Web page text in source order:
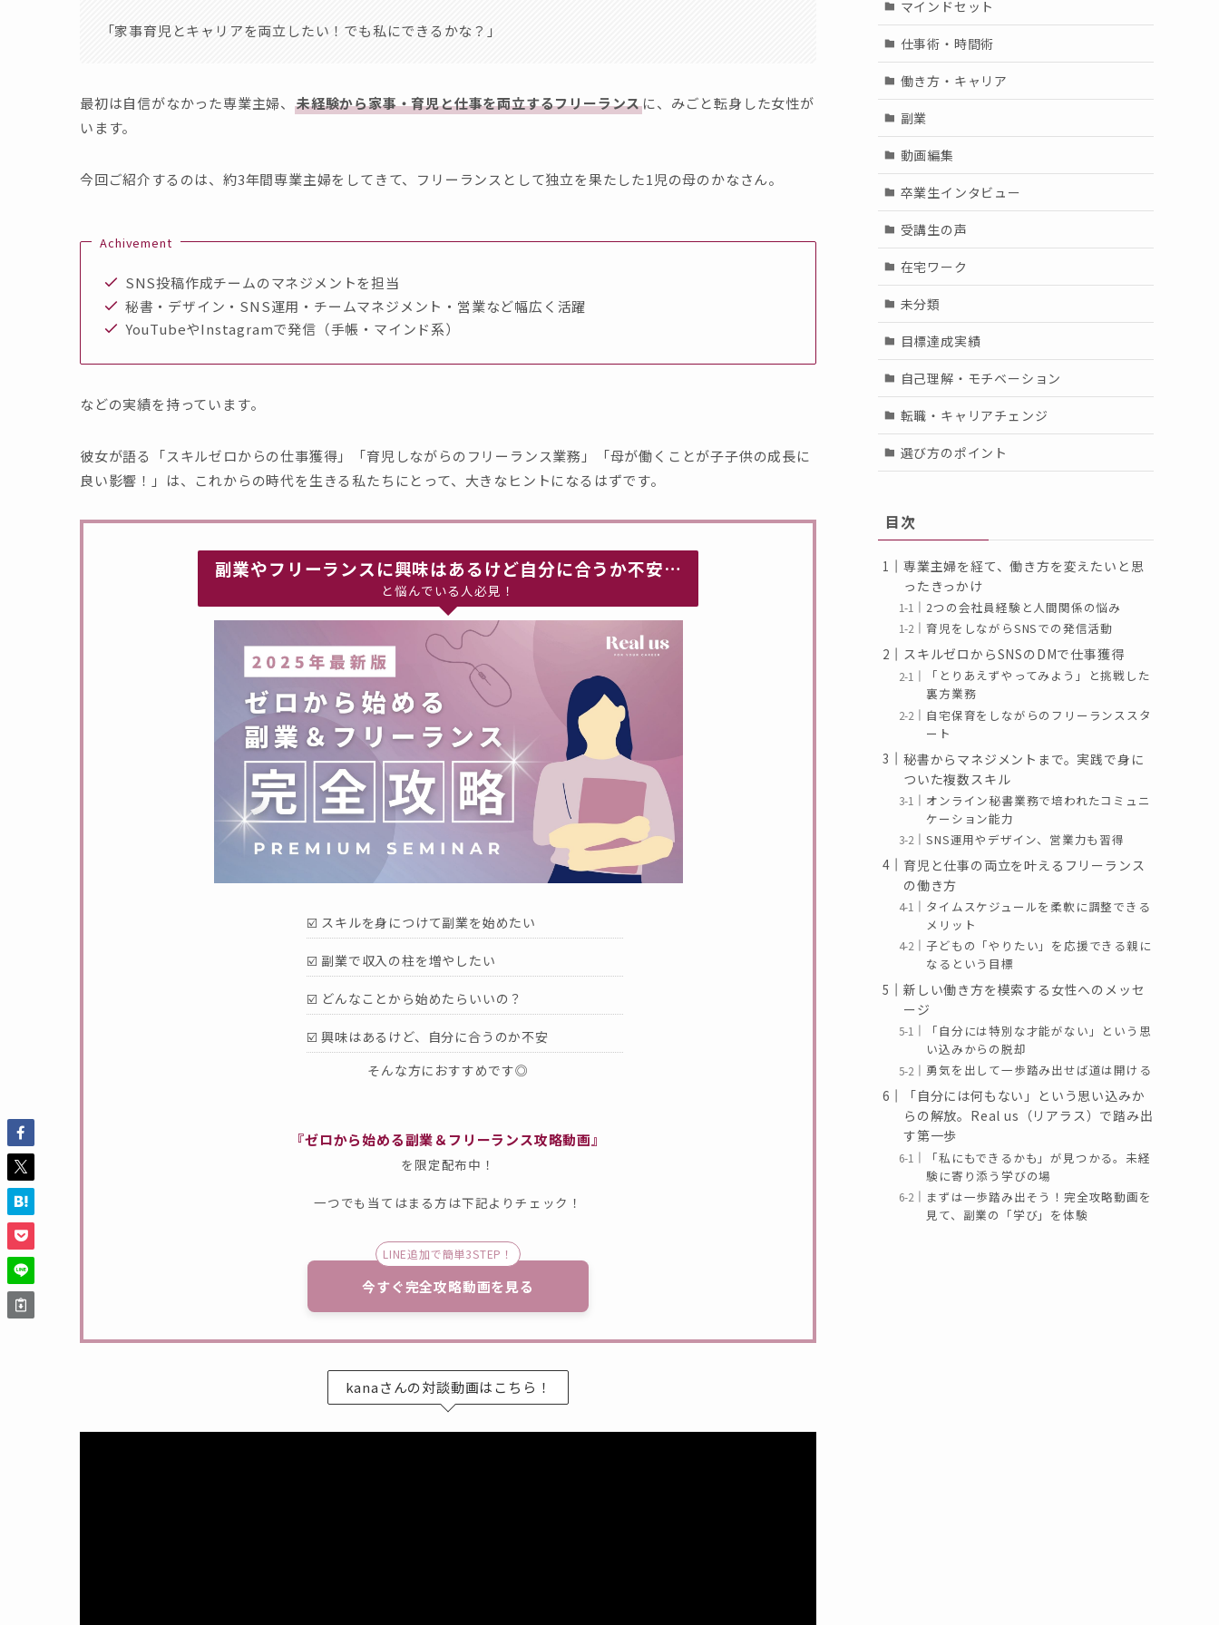
「家事育児とキャリアを両立したい！でも私にできるかな？」
最初は自信がなかった専業主婦、未経験から家事・育児と仕事を両立するフリーランスに、みごと転身した女性が
います。
今回ご紹介するのは、約3年間専業主婦をしてきて、フリーランスとして独立を果たした1児の母のかなさん。
Achivement
SNS投稿作成チームのマネジメントを担当
秘書・デザイン・SNS運用・チームマネジメント・営業など幅広く活躍
YouTubeやInstagramで発信（手帳・マインド系）
などの実績を持っています。
彼女が語る「スキルゼロからの仕事獲得」「育児しながらのフリーランス業務」「母が働くことが子子供の成長に
良い影響！」は、これからの時代を生きる私たちにとって、大きなヒントになるはずです。
副業やフリーランスに興味はあるけど自分に合うか不安…
と悩んでいる人必見！
☑️ スキルを身につけて副業を始めたい
☑️ 副業で収入の柱を増やしたい
☑️ どんなことから始めたらいいの？
☑️ 興味はあるけど、自分に合うのか不安
そんな方におすすめです◎
『ゼロから始める副業＆フリーランス攻略動画』
を限定配布中！
一つでも当てはまる方は下記よりチェック！
LINE追加で簡単3STEP！
今すぐ完全攻略動画を見る
kanaさんの対談動画はこちら！
マインドセット
仕事術・時間術
働き方・キャリア
副業
動画編集
卒業生インタビュー
受講生の声
在宅ワーク
未分類
目標達成実績
自己理解・モチベーション
転職・キャリアチェンジ
選び方のポイント
目次
専業主婦を経て、働き方を変えたいと思
ったきっかけ
2つの会社員経験と人間関係の悩み
育児をしながらSNSでの発信活動
スキルゼロからSNSのDMで仕事獲得
「とりあえずやってみよう」と挑戦した
裏方業務
自宅保育をしながらのフリーランススタ
ート
秘書からマネジメントまで。実践で身に
ついた複数スキル
オンライン秘書業務で培われたコミュニ
ケーション能力
SNS運用やデザイン、営業力も習得
育児と仕事の両立を叶えるフリーランス
の働き方
タイムスケジュールを柔軟に調整できる
メリット
子どもの「やりたい」を応援できる親に
なるという目標
新しい働き方を模索する女性へのメッセ
ージ
「自分には特別な才能がない」という思
い込みからの脱却
勇気を出して一歩踏み出せば道は開ける
「自分には何もない」という思い込みか
らの解放。Real us（リアラス）で踏み出
す第一歩
「私にもできるかも」が見つかる。未経
験に寄り添う学びの場
まずは一歩踏み出そう！完全攻略動画を
見て、副業の「学び」を体験